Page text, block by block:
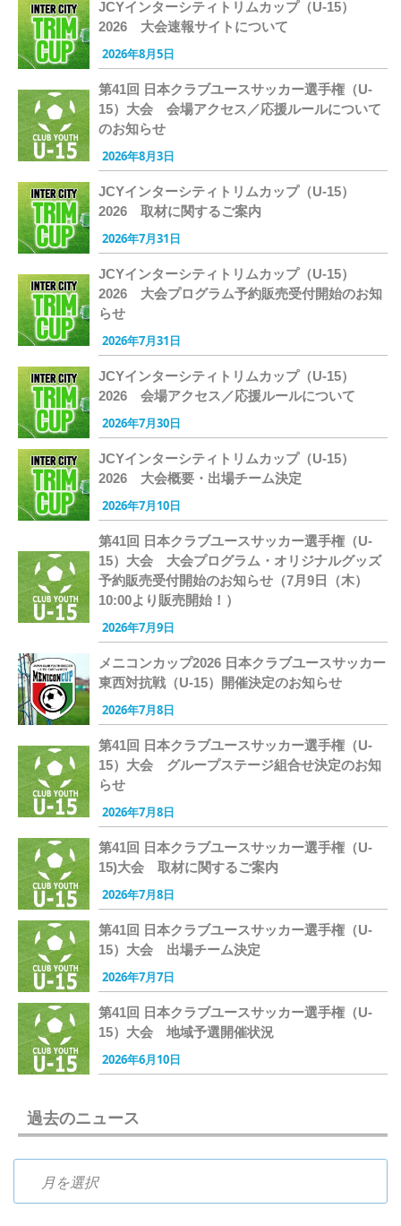
JCYインターシティトリムカップ（U-15）
2026 大会速報サイトについて
2026年8月5日
第41回 日本クラブユースサッカー選手権（U-
15）大会 会場アクセス／応援ルールについて
のお知らせ
2026年8月3日
JCYインターシティトリムカップ（U-15）
2026 取材に関するご案内
2026年7月31日
JCYインターシティトリムカップ（U-15）
2026 大会プログラム予約販売受付開始のお知
らせ
2026年7月31日
JCYインターシティトリムカップ（U-15）
2026 会場アクセス／応援ルールについて
2026年7月30日
JCYインターシティトリムカップ（U-15）
2026 大会概要・出場チーム決定
2026年7月10日
第41回 日本クラブユースサッカー選手権（U-
15）大会 大会プログラム・オリジナルグッズ
予約販売受付開始のお知らせ（7月9日（木）
10:00より販売開始！）
2026年7月9日
メニコンカップ2026 日本クラブユースサッカー
東西対抗戦（U-15）開催決定のお知らせ
2026年7月8日
第41回 日本クラブユースサッカー選手権（U-
15）大会 グループステージ組合せ決定のお知
らせ
2026年7月8日
第41回 日本クラブユースサッカー選手権（U-
15)大会 取材に関するご案内
2026年7月8日
第41回 日本クラブユースサッカー選手権（U-
15）大会 出場チーム決定
2026年7月7日
第41回 日本クラブユースサッカー選手権（U-
15）大会 地域予選開催状況
2026年6月10日
過去のニュース